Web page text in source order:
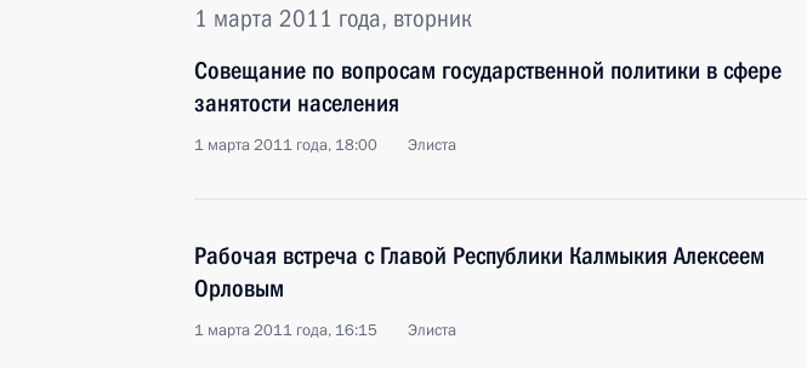
1 марта 2011 года, вторник
Совещание по вопросам государственной политики в сфере
занятости населения
1 марта 2011 года, 18:00 Элиста
Рабочая встреча с Главой Республики Калмыкия Алексеем
Орловым
1 марта 2011 года, 16:15 Элиста